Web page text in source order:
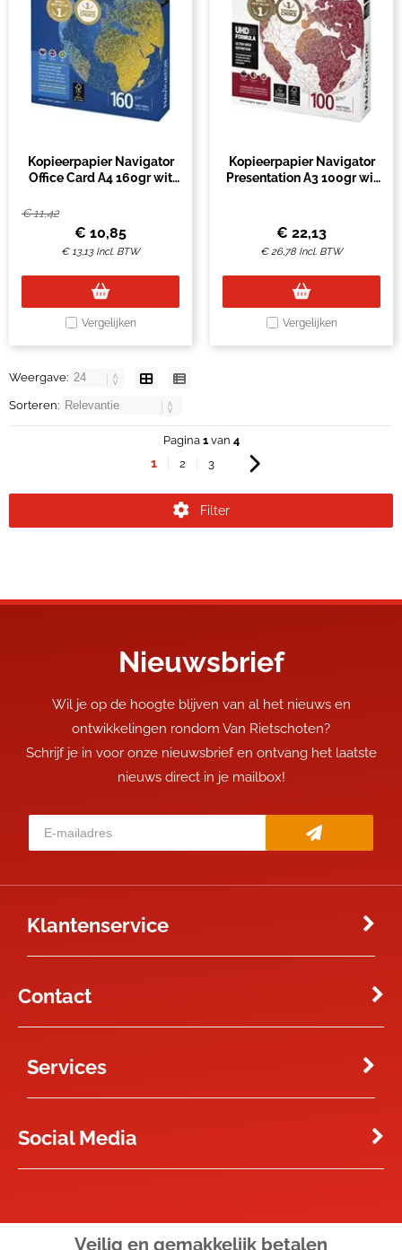
Kopieerpapier Navigator
Office Card A4 160gr wit
€11,42
€ 10,85
€13,13 Incl. BTW
Vergelijken
Kopieerpapier Navigator
Presentation A3 100gr wit
€ 22,13
€26,78 Incl. BTW
Vergelijken
Weergave:
Sorteren:
Pagina 1van 4
1 2 3
Filter
Nieuwsbrief
Wil je op de hoogte blijven van al het nieuws en
ontwikkelingen rondom Van Rietschoten?
Schrijf je in voor onze nieuwsbrief en ontvang het laatste
nieuws direct in je mailbox!
Klantenservice
Contact
Services
Social Media
Veilig en gemakkelijk betalen